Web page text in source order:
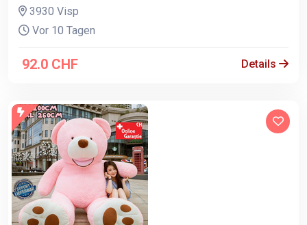
3930 Visp
Vor 10 Tagen
92.0 CHF Details